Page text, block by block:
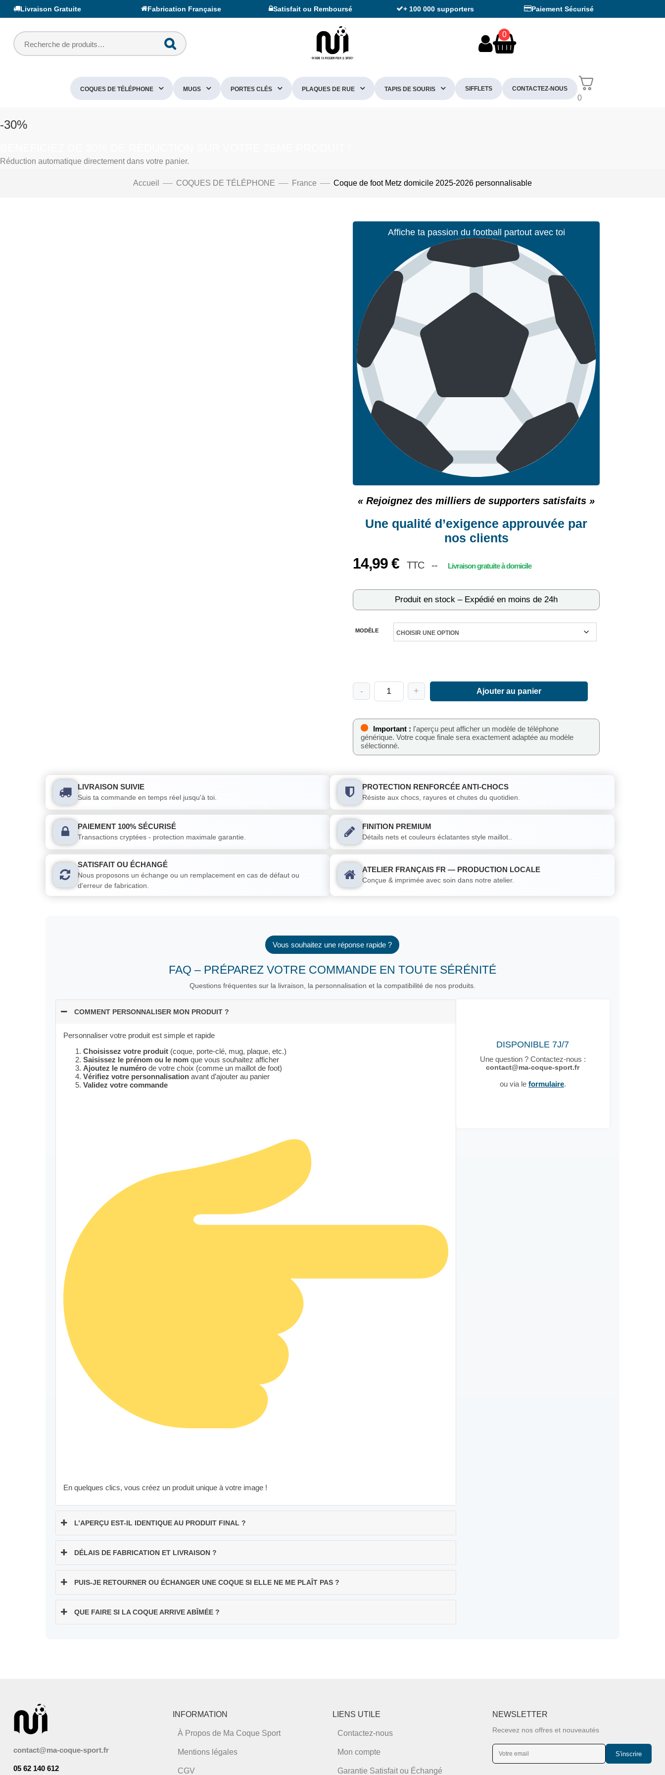
Livraison Gratuite Fabrication Française Satisfait ou Remboursé + 100 000 supporters Paiement Sécurisé
0
COQUES DE TÉLÉPHONE MUGS PORTES CLÉS PLAQUES DE RUE TAPIS DE SOURIS SIFFLETS CONTACTEZ-NOUS
0
-30%
Réduction automatique directement dans votre panier.
Accueil COQUES DE TÉLÉPHONE France Coque de foot Metz domicile 2025-2026 personnalisable
Affiche ta passion du football partout avec toi
« Rejoignez des milliers de supporters satisfaits »
Une qualité d’exigence approuvée par
nos clients
14,99€ TTC --
Produit en stock – Expédié en moins de 24h
MODÈLE
-
quantité
de
foot
Metz
domicile
2025-
+ Ajouter au panier
Important : l'aperçu peut afficher un modèle de téléphone
générique. Votre coque finale sera exactement adaptée au modèle
sélectionné.
LIVRAISON SUIVIE
Suis ta commande en temps réel jusqu'à toi.
PROTECTION RENFORCÉE ANTI-CHOCS
Résiste aux chocs, rayures et chutes du quotidien.
PAIEMENT 100% SÉCURISÉ
Transactions cryptées - protection maximale garantie.
FINITION PREMIUM
Détails nets et couleurs éclatantes style maillot..
SATISFAIT OU ÉCHANGÉ
Nous proposons un échange ou un remplacement en cas de défaut ou
d'erreur de fabrication.
ATELIER FRANÇAIS FR — PRODUCTION LOCALE
Conçue & imprimée avec soin dans notre atelier.
Vous souhaitez une réponse rapide ?
FAQ – PRÉPAREZ VOTRE COMMANDE EN TOUTE SÉRÉNITÉ
Questions fréquentes sur la livraison, la personnalisation et la compatibilité de nos produits.
COMMENT PERSONNALISER MON PRODUIT ?
Personnaliser votre produit est simple et rapide
Choisissez votre produit(coque, porte-clé, mug, plaque, etc.)
Saisissez le prénom ou le nomque vous souhaitez afficher
Ajoutez le numérode votre choix (comme un maillot de foot)
Vérifiez votre personnalisationavant d’ajouter au panier
Validez votre commande
En quelques clics, vous créez un produit unique à votre image !
L’APERÇU EST-IL IDENTIQUE AU PRODUIT FINAL ?
DÉLAIS DE FABRICATION ET LIVRAISON ?
PUIS-JE RETOURNER OU ÉCHANGER UNE COQUE SI ELLE NE ME PLAÎT PAS ?
QUE FAIRE SI LA COQUE ARRIVE ABÎMÉE ?
DISPONIBLE 7J/7
Une question ? Contactez-nous :
contact@ma-coque-sport.fr
ou via le formulaire.
contact@ma-coque-sport.fr
05 62 140 612
INFORMATION
À Propos de Ma Coque Sport
Mentions légales
CGV
LIENS UTILE
Contactez-nous
Mon compte
Garantie Satisfait ou Échangé
NEWSLETTER
Recevez nos offres et nouveautés
S'inscrire